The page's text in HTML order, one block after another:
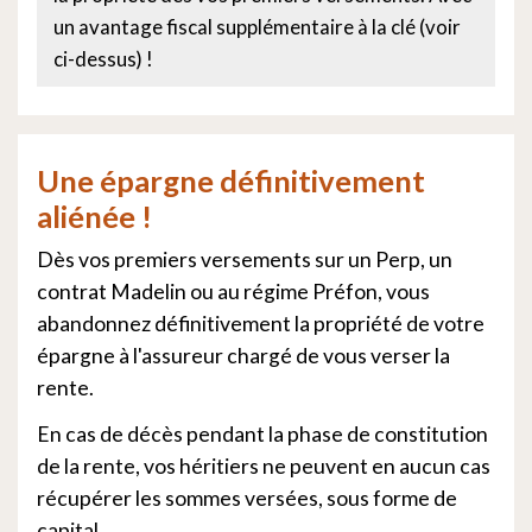
un avantage fiscal supplémentaire à la clé (voir
ci-dessus) !
Une épargne définitivement
aliénée !
Dès vos premiers versements sur un Perp, un
contrat Madelin ou au régime Préfon, vous
abandonnez définitivement la propriété de votre
épargne à l'assureur chargé de vous verser la
rente.
En cas de décès pendant la phase de constitution
de la rente, vos héritiers ne peuvent en aucun cas
récupérer les sommes versées, sous forme de